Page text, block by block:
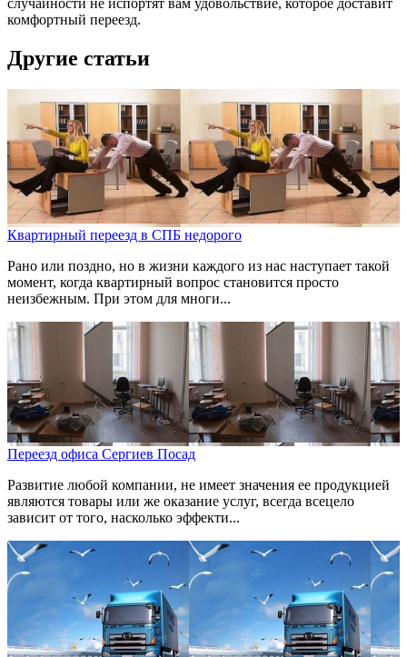
случайности не испортят вам удовольствие, которое доставит
комфортный переезд.
Другие статьи
Квартирный переезд в СПБ недорого
Рано или поздно, но в жизни каждого из нас наступает такой
момент, когда квартирный вопрос становится просто
неизбежным. При этом для многи...
Переезд офиса Сергиев Посад
Развитие любой компании, не имеет значения ее продукцией
являются товары или же оказание услуг, всегда всецело
зависит от того, насколько эффекти...